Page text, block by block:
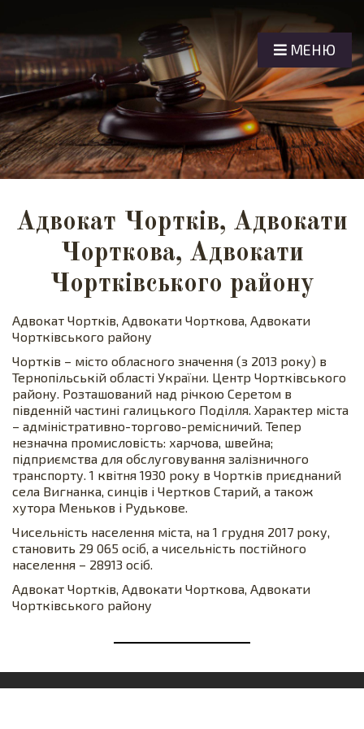
МЕНЮ
Адвокат Чортків, Адвокати
Чорткова, Адвокати
Чортківського району
Адвокат Чортків, Адвокати Чорткова, Адвокати
Чортківського району
Чортків – місто обласного значення (з 2013 року) в
Тернопільській області України. Центр Чортківського
району. Розташований над річкою Серетом в
південній частині галицького Поділля. Характер міста
– адміністративно-торгово-ремісничий. Тепер
незначна промисловість: харчова, швейна;
підприємства для обслуговування залізничного
транспорту. 1 квітня 1930 року в Чортків приєднаний
села Вигнанка, синців і Чертков Старий, а також
хутора Меньков і Рудькове.
Чисельність населення міста, на 1 грудня 2017 року,
становить 29 065 осіб, а чисельність постійного
населення – 28913 осіб.
Адвокат Чортків, Адвокати Чорткова, Адвокати
Чортківського району